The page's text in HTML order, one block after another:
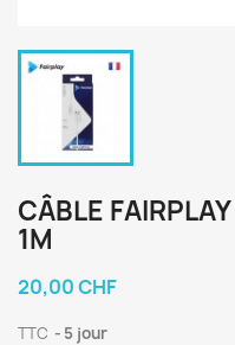
CÂBLE
1M
20,00 CHF
TTC 5 jour